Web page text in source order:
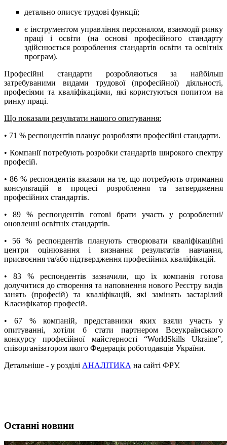
детально описує трудові функції;
є інструментом управління персоналом, взаємодії ринку
праці і освіти (на основі професійного стандарту
здійснюється розроблення стандартів освіти та освітніх
програм).
Професійні стандарти розробляються за найбільш
затребуваними видами трудової (професійної) діяльності,
професіями та кваліфікаціями, які користуються попитом на
ринку праці.
Що показали результати нашого опитування:
• 71 % респондентів планує розробляти професійні стандарти.
• Компанії потребують розробки стандартів широкого спектру
професій.
• 86 % респондентів вказали на те, що потребують отримання
консультацій в процесі розроблення та затвердження
професійних стандартів.
• 89 % респондентів готові брати участь у розробленні/
оновленні освітніх стандартів.
• 56 % респондентів планують створювати кваліфікаційні
центри оцінювання і визнання результатів навчання,
присвоєння та/або підтвердження професійних кваліфікацій.
• 83 % респондентів зазначили, що їх компанія готова
долучитися до створення та наповнення нового Реєстру видів
занять (професій) та кваліфікацій, які замінять застарілий
Класифікатор професій.
• 67 % компаній, представники яких взяли участь у
опитуванні, хотіли б стати партнером Всеукраїнського
конкурсу професійної майстерності “WorldSkills Ukraine”,
співорганізатором якого Федерація роботодавців України.
Детальніше - у розділі АНАЛІТИКА на сайті ФРУ.
Останні новини